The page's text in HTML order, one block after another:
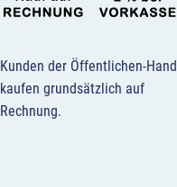
Kunden der Öffentlichen-Hand
kaufen grundsätzlich auf
Rechnung.